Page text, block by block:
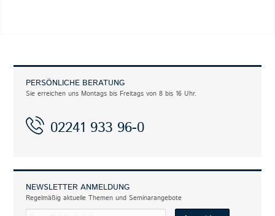
PERSÖNLICHE BERATUNG
Sie erreichen uns Montags bis Freitags von 8 bis 16 Uhr.
02241 933 96-0
NEWSLETTER ANMELDUNG
Regelmäßig aktuelle Themen und Seminarangebote